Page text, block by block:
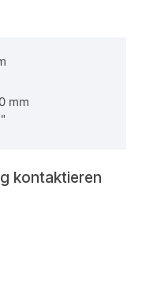
mm
kontaktieren